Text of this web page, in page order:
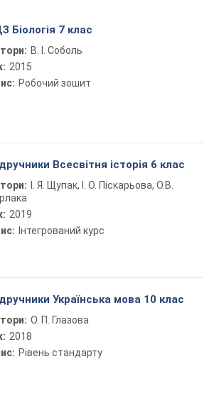
Біологія 7 клас
В. І. Соболь
2015
Робочий зошит
Всесвітня історія 6 клас
І. Я. Щупак, І. О. Піскарьова, О.В.
2019
Інтегрований курс
Українська мова 10 клас
О. П. Глазова
2018
Рівень стандарту